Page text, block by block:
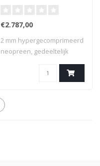
€2.787,00
2 mm hypergecomprimeerd
neopreen, gedeeltelijk